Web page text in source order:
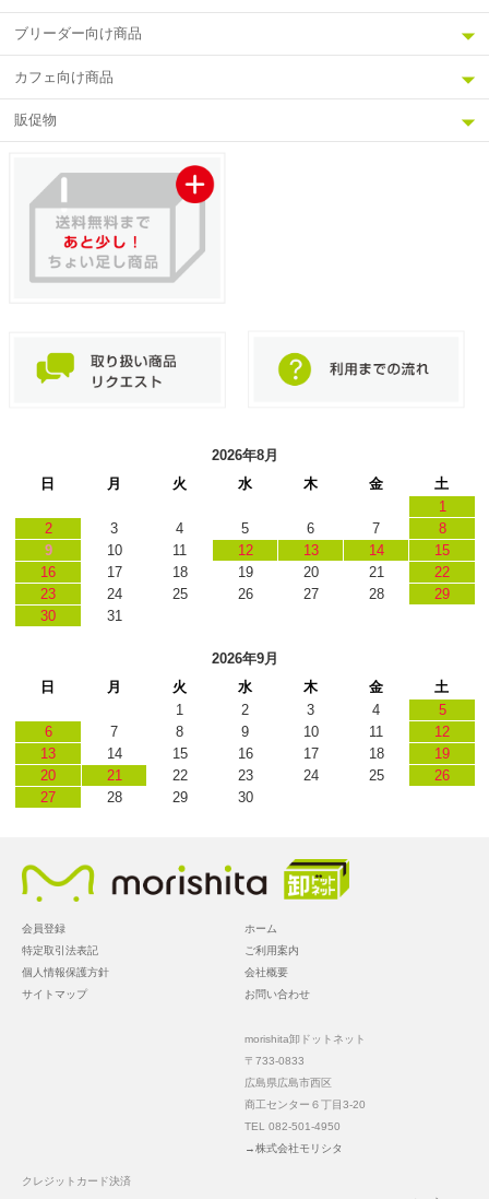
ブリーダー向け商品
カフェ向け商品
販促物
2026年8月
日
月 火 水 木 金
土
1
2
3 4 5 6 7
8
9
10 11 12 13 14
15
16
17 18 19 20 21
22
23
24 25 26 27 28
29
30
31
2026年9月
日
月 火 水 木 金
土
1
2 3 4
5
6
7 8 9 10 11
12
13
14 15 16 17 18
19
20
21 22 23 24 25
26
27
28 29 30
ホーム
ご利用案内
会社概要
お問い合わせ
会員登録
特定取引法表記
個人情報保護方針
サイトマップ
morishita卸ドットネット
〒733-0833
広島県広島市西区
商工センター６丁目3-20
TEL 082-501-4950
→株式会社モリシタ
クレジットカード決済